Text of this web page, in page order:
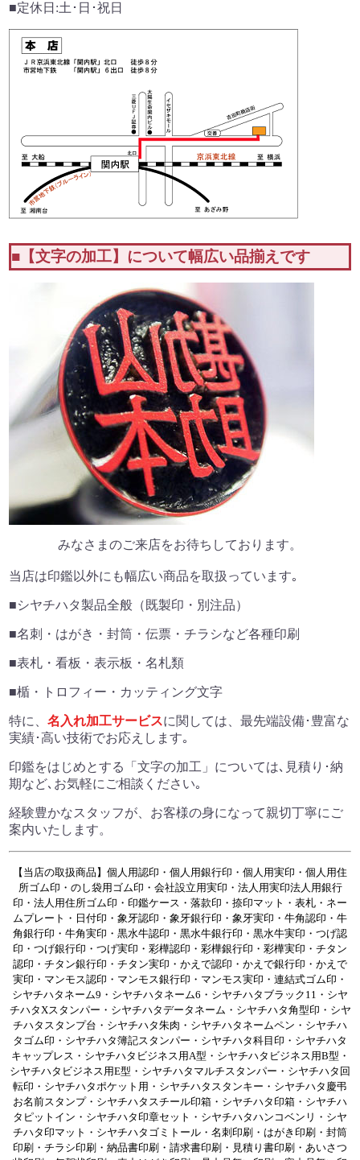
■定休日:土･日･祝日
■【文字の加工】について幅広い品揃えです
みなさまのご来店をお待ちしております。
当店は印鑑以外にも幅広い商品を取扱っています｡
■シヤチハタ製品全般（既製印・別注品）
■名刺・はがき・封筒・伝票・チラシなど各種印刷
■表札・看板・表示板・名札類
■楯・トロフィー・カッティング文字
特に、名入れ加工サービスに関しては、最先端設備･豊富な
実績･高い技術でお応えします｡
印鑑をはじめとする「文字の加工」については､ 見積り･納
期など､お気軽にご相談ください｡
経験豊かなスタッフが、お客様の身になって親切丁寧にご
案内いたします。
【当店の取扱商品】個人用認印・個人用銀行印・個人用実印・個人用住
所ゴム印・のし袋用ゴム印・会社設立用実印・法人用実印法人用銀行
印・法人用住所ゴム印・印鑑ケース・落款印・捺印マット・表札・ネー
ムプレート・日付印・象牙認印・象牙銀行印・象牙実印・牛角認印・牛
角銀行印・牛角実印・黒水牛認印・黒水牛銀行印・黒水牛実印・つげ認
印・つげ銀行印・つげ実印・彩樺認印・彩樺銀行印・彩樺実印・チタン
認印・チタン銀行印・チタン実印・かえで認印・かえで銀行印・かえで
実印・マンモス認印・マンモス銀行印・マンモス実印・連結式ゴム印・
シヤチハタネーム9・シヤチハタネーム6・シヤチハタブラック11・シヤ
チハタXスタンパー・シヤチハタデータネーム・シヤチハタ角型印・シヤ
チハタスタンプ台・シヤチハタ朱肉・シヤチハタネームペン・シヤチハ
タゴム印・シヤチハタ簿記スタンパー・シヤチハタ科目印・シヤチハタ
キャップレス・シヤチハタビジネス用A型・シヤチハタビジネス用B型・
シヤチハタビジネス用E型・シヤチハタマルチスタンパー・シヤチハタ回
転印・シヤチハタポケット用・シヤチハタスタンキー・シヤチハタ慶弔
お名前スタンプ・シヤチハタスチール印箱・シヤチハタ印箱・シヤチハ
タピットイン・シヤチハタ印章セット・シヤチハタハンコベンリ・シヤ
チハタ印マット・シヤチハタゴミトール・名刺印刷・はがき印刷・封筒
印刷・チラシ印刷・納品書印刷・請求書印刷・見積り書印刷・あいさつ